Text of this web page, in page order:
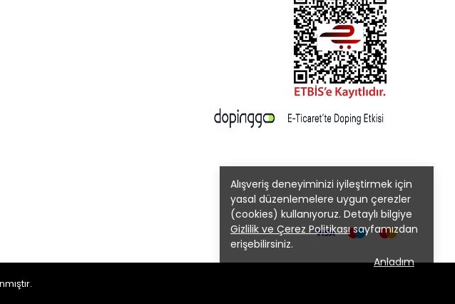
Alışveriş deneyiminizi iyileştirmek için
yasal düzenlemelere uygun çerezler
(cookies) kullanıyoruz. Detaylı bilgiye
Gizlilik ve Çerez Politikasısayfamızdan
erişebilirsiniz.
Anladım